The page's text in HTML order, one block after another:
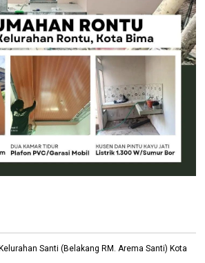
Santi (Belakang RM. Arema Santi) Kota